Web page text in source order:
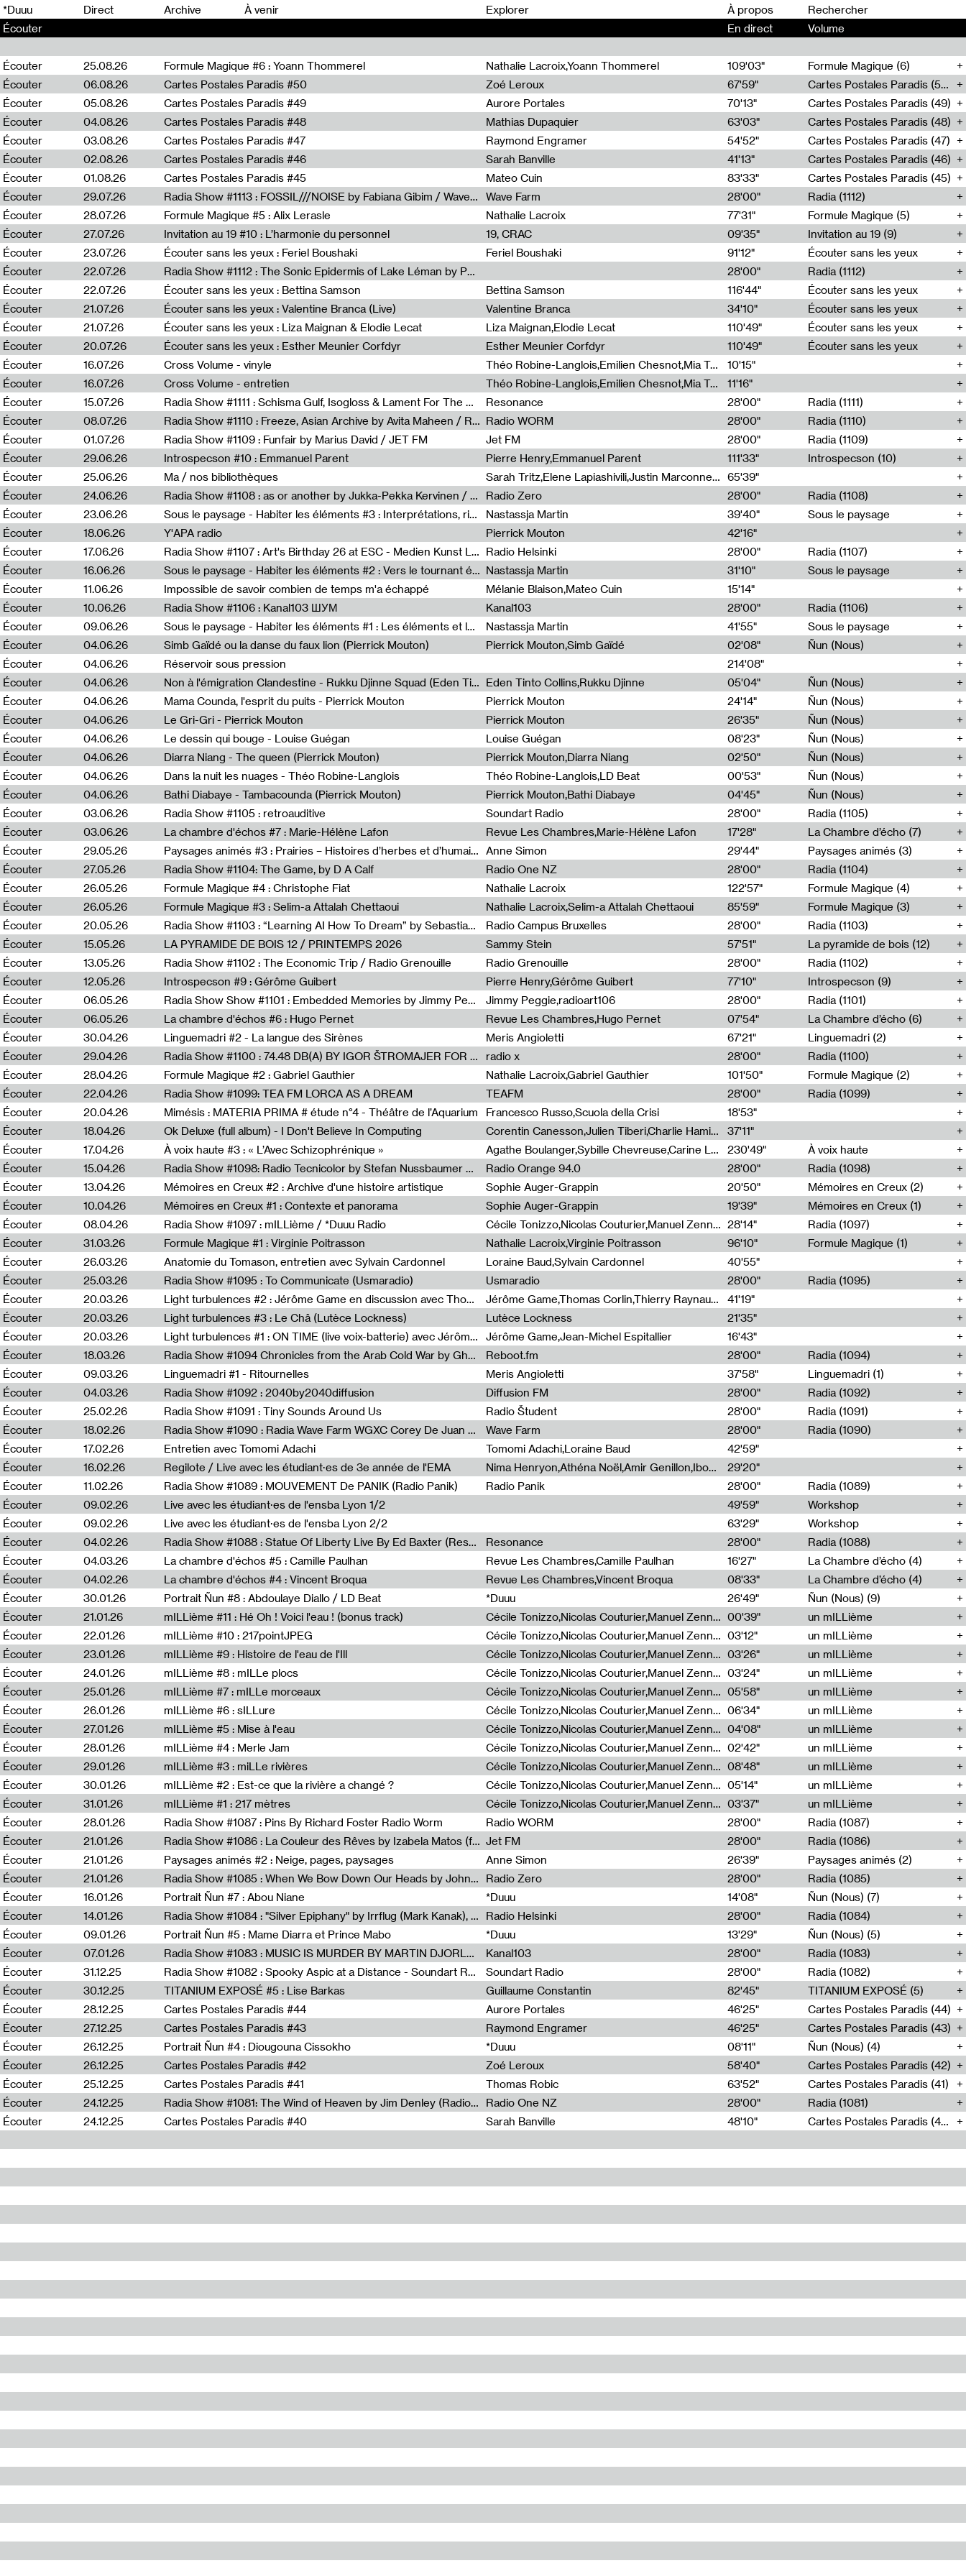
*Duuu Direct Archive À venir Explorer
À propos
Écouter
En direct Volume
Écouter 25.08.26 Formule Magique #6 : Yoann Thommerel Nathalie Lacroix,Yoann Thommerel 109'03"
Formule Magique (6)
Écouter
06.08.26 Cartes Postales Paradis #50 Zoé Leroux 67'59"
Cartes Postales Paradis (50)
Écouter
05.08.26 Cartes Postales Paradis #49 Aurore Portales 70'13"
Cartes Postales Paradis (49)
Écouter
04.08.26 Cartes Postales Paradis #48 Mathias Dupaquier 63'03"
Cartes Postales Paradis (48)
Écouter
03.08.26 Cartes Postales Paradis #47 Raymond Engramer 54'52"
Cartes Postales Paradis (47)
Écouter
02.08.26 Cartes Postales Paradis #46 Sarah Banville 41'13"
Cartes Postales Paradis (46)
Écouter
01.08.26 Cartes Postales Paradis #45 Mateo Cuin 83'33"
Cartes Postales Paradis (45)
Écouter
29.07.26 Radia Show #1113 : FOSSIL///NOISE by Fabiana Gibim / Wave Farm Wave Farm 28'00"
Radia (1112)
Écouter
28.07.26 Formule Magique #5 : Alix Lerasle Nathalie Lacroix 77'31"
Formule Magique (5)
Écouter
27.07.26 Invitation au 19 #10 : L’harmonie du personnel 19, CRAC 09'35"
Invitation au 19 (9)
Écouter
23.07.26 Écouter sans les yeux : Feriel Boushaki Feriel Boushaki 91'12"
Écouter sans les yeux
Écouter
22.07.26 Radia Show #1112 : The Sonic Epidermis of Lake Léman by Paul Courlet / Guest Slot 28'00"
Radia (1112)
Écouter
22.07.26 Écouter sans les yeux : Bettina Samson Bettina Samson 116'44"
Écouter sans les yeux
Écouter
21.07.26 Écouter sans les yeux : Valentine Branca (Live) Valentine Branca 34'10"
Écouter sans les yeux
Écouter
21.07.26 Écouter sans les yeux : Liza Maignan & Elodie Lecat Liza Maignan,Elodie Lecat 110'49"
Écouter sans les yeux
Écouter
20.07.26 Écouter sans les yeux : Esther Meunier Corfdyr Esther Meunier Corfdyr 110'49"
Écouter sans les yeux
Écouter
16.07.26 Cross Volume - vinyle Théo Robine-Langlois,Emilien Chesnot,Mia Trabalon
10'15"
Écouter
16.07.26 Cross Volume - entretien Théo Robine-Langlois,Emilien Chesnot,Mia Trabalon
11'16"
Écouter
15.07.26 Radia Show #1111 : Schisma Gulf, Isogloss & Lament For The Old Clock By Harvey Young / Resonance Resonance 28'00"
Radia (1111)
Écouter
08.07.26 Radia Show #1110 : Freeze, Asian Archive by Avita Maheen / Radio Worm Radio WORM 28'00"
Radia (1110)
Écouter
01.07.26 Radia Show #1109 : Funfair by Marius David / JET FM Jet FM 28'00"
Radia (1109)
Écouter
29.06.26 Introspecson #10 : Emmanuel Parent Pierre Henry,Emmanuel Parent 111'33"
Introspecson (10)
Écouter
25.06.26 Ma / nos bibliothèques Sarah Tritz,Elene Lapiashivili,Justin Marconnet,Mateo Cuche,Esther Lechevalier,Suzie Lecroart,Romance Castelet
65'39"
Écouter
24.06.26 Radia Show #1108 : as or another by Jukka-Pekka Kervinen / Rádio Zero Radio Zero 28'00"
Radia (1108)
Écouter
23.06.26 Sous le paysage - Habiter les éléments #3 : Interprétations, rituels et symboliques des éléments Nastassja Martin 39'40"
Sous le paysage
Écouter
18.06.26 Y'APA radio Pierrick Mouton
42'16"
Écouter
17.06.26 Radia Show #1107 : Art's Birthday 26 at ESC - Medien Kunst Labor Radio Helsinki 28'00"
Radia (1107)
Écouter
16.06.26 Sous le paysage - Habiter les éléments #2 : Vers le tournant élémentaire Nastassja Martin 31'10"
Sous le paysage
Écouter
11.06.26 Impossible de savoir combien de temps m'a échappé Mélanie Blaison,Mateo Cuin
15'14"
Écouter
10.06.26 Radia Show #1106 : Kanal103 ШУМ Kanal103 28'00"
Radia (1106)
Écouter
09.06.26 Sous le paysage - Habiter les éléments #1 : Les éléments et les débordements du vivant Nastassja Martin 41'55"
Sous le paysage
Écouter
04.06.26 Simb Gaïdé ou la danse du faux lion (Pierrick Mouton) Pierrick Mouton,Simb Gaïdé 02'08"
Ñun (Nous)
Écouter
04.06.26 Réservoir sous pression
214'08"
Écouter
04.06.26 Non à l'émigration Clandestine - Rukku Djinne Squad (Eden Tinto Collins) Eden Tinto Collins,Rukku Djinne 05'04"
Ñun (Nous)
Écouter
04.06.26 Mama Counda, l'esprit du puits - Pierrick Mouton Pierrick Mouton 24'14"
Ñun (Nous)
Écouter
04.06.26 Le Gri-Gri - Pierrick Mouton Pierrick Mouton 26'35"
Ñun (Nous)
Écouter
04.06.26 Le dessin qui bouge - Louise Guégan Louise Guégan 08'23"
Ñun (Nous)
Écouter
04.06.26 Diarra Niang - The queen (Pierrick Mouton) Pierrick Mouton,Diarra Niang 02'50"
Ñun (Nous)
Écouter
04.06.26 Dans la nuit les nuages - Théo Robine-Langlois Théo Robine-Langlois,LD Beat 00'53"
Ñun (Nous)
Écouter
04.06.26 Bathi Diabaye - Tambacounda (Pierrick Mouton) Pierrick Mouton,Bathi Diabaye 04'45"
Ñun (Nous)
Écouter
03.06.26 Radia Show #1105 : retroauditive Soundart Radio 28'00"
Radia (1105)
Écouter
03.06.26 La chambre d'échos #7 : Marie-Hélène Lafon Revue Les Chambres,Marie-Hélène Lafon 17'28"
La Chambre d’écho (7)
Écouter
29.05.26 Paysages animés #3 : Prairies – Histoires d’herbes et d’humains Anne Simon 29'44"
Paysages animés (3)
Écouter
27.05.26 Radia Show #1104: The Game, by D A Calf Radio One NZ 28'00"
Radia (1104)
Écouter
26.05.26 Formule Magique #4 : Christophe Fiat Nathalie Lacroix 122'57"
Formule Magique (4)
Écouter
26.05.26 Formule Magique #3 : Selim-a Attalah Chettaoui Nathalie Lacroix,Selim-a Attalah Chettaoui 85'59"
Formule Magique (3)
Écouter
20.05.26 Radia Show #1103 : “Learning AI How To Dream” by Sebastian Dingens (Radio Campus Bruxelles) Radio Campus Bruxelles 28'00"
Radia (1103)
Écouter
15.05.26 LA PYRAMIDE DE BOIS 12 / PRINTEMPS 2026 Sammy Stein 57'51"
La pyramide de bois (12)
Écouter
13.05.26 Radia Show #1102 : The Economic Trip / Radio Grenouille Radio Grenouille 28'00"
Radia (1102)
Écouter
12.05.26 Introspecson #9 : Gérôme Guibert Pierre Henry,Gérôme Guibert 77'10"
Introspecson (9)
Écouter
06.05.26 Radia Show Show #1101 : Embedded Memories by Jimmy Peggie / radioart106 Jimmy Peggie,radioart106 28'00"
Radia (1101)
Écouter
06.05.26 La chambre d'échos #6 : Hugo Pernet Revue Les Chambres,Hugo Pernet 07'54"
La Chambre d’écho (6)
Écouter
30.04.26 Linguemadri #2 - La langue des Sirènes Meris Angioletti 67'21"
Linguemadri (2)
Écouter
29.04.26 Radia Show #1100 : 74.48 DB(A) BY IGOR ŠTROMAJER FOR RADIO X radio x 28'00"
Radia (1100)
Écouter
28.04.26 Formule Magique #2 : Gabriel Gauthier Nathalie Lacroix,Gabriel Gauthier 101'50"
Formule Magique (2)
Écouter
22.04.26 Radia Show #1099: TEA FM LORCA AS A DREAM TEAFM 28'00"
Radia (1099)
Écouter
20.04.26 Mimésis : MATERIA PRIMA # étude n°4 - Théâtre de l’Aquarium Francesco Russo,Scuola della Crisi
18'53"
Écouter
18.04.26 Ok Deluxe (full album) - I Don't Believe In Computing Corentin Canesson,Julien Tiberi,Charlie Hamish Jeffery
37'11"
Écouter
17.04.26 À voix haute #3 : « L’Avec Schizophrénique » Agathe Boulanger,Sybille Chevreuse,Carine Lendrin,Léna Monnier,Graziela Susin,Camille Zuber 230'49"
À voix haute
Écouter
15.04.26 Radia Show #1098: Radio Tecnicolor by Stefan Nussbaumer & Georg Zichy (Radio Orange 94.0) Radio Orange 94.0 28'00"
Radia (1098)
Écouter
13.04.26 Mémoires en Creux #2 : Archive d'une histoire artistique Sophie Auger-Grappin 20'50"
Mémoires en Creux (2)
Écouter
10.04.26 Mémoires en Creux #1 : Contexte et panorama Sophie Auger-Grappin 19'39"
Mémoires en Creux (1)
Écouter
08.04.26 Radia Show #1097 : mILLième / *Duuu Radio Cécile Tonizzo,Nicolas Couturier,Manuel Zenner,Aquila Lescene,Curtis Coco,Cyril Magnier 28'14"
Radia (1097)
Écouter
31.03.26 Formule Magique #1 : Virginie Poitrasson Nathalie Lacroix,Virginie Poitrasson 96'10"
Formule Magique (1)
Écouter
26.03.26 Anatomie du Tomason, entretien avec Sylvain Cardonnel Loraine Baud,Sylvain Cardonnel
40'55"
Écouter
25.03.26 Radia Show #1095 : To Communicate (Usmaradio) Usmaradio 28'00"
Radia (1095)
Écouter
20.03.26 Light turbulences #2 : Jérôme Game en discussion avec Thomas Corlin Jérôme Game,Thomas Corlin,Thierry Raynaud,Hubert Colas
41'19"
Écouter
20.03.26 Light turbulences #3 : Le Châ (Lutèce Lockness) Lutèce Lockness
21'35"
Écouter
20.03.26 Light turbulences #1 : ON TIME (live voix-batterie) avec Jérôme Game & Jean-Michel Espitallier Jérôme Game,Jean-Michel Espitallier
16'43"
Écouter
18.03.26 Radia Show #1094 Chronicles from the Arab Cold War by Ghazi Barakat Reboot.fm 28'00"
Radia (1094)
Écouter
09.03.26 Linguemadri #1 - Ritournelles Meris Angioletti 37'58"
Linguemadri (1)
Écouter
04.03.26 Radia Show #1092 : 2040by2040diffusion Diffusion FM 28'00"
Radia (1092)
Écouter
25.02.26 Radia Show #1091 : Tiny Sounds Around Us Radio Študent 28'00"
Radia (1091)
Écouter
18.02.26 Radia Show #1090 : Radia Wave Farm WGXC Corey De Juan Sherrard Jr Startalk Wave Farm 28'00"
Radia (1090)
Écouter
17.02.26 Entretien avec Tomomi Adachi Tomomi Adachi,Loraine Baud
42'59"
Écouter
16.02.26 Regilote / Live avec les étudiant·es de 3e année de l'EMA Nima Henryon,Athéna Noël,Amir Genillon,Ibourayane Ahmadi,Manelle Cherrih,Honorine Gibello,John Weeber,Manon Joseph
29'20"
Écouter
11.02.26 Radia Show #1089 : MOUVEMENT De PANIK (Radio Panik) Radio Panik 28'00"
Radia (1089)
Écouter
09.02.26 Live avec les étudiant·es de l'ensba Lyon 1/2 49'59"
Workshop
Écouter
09.02.26 Live avec les étudiant·es de l'ensba Lyon 2/2 63'29"
Workshop
Écouter
04.02.26 Radia Show #1088 : Statue Of Liberty Live By Ed Baxter (Resonance) Resonance 28'00"
Radia (1088)
Écouter
04.03.26 La chambre d'échos #5 : Camille Paulhan Revue Les Chambres,Camille Paulhan 16'27"
La Chambre d’écho (4)
Écouter
04.02.26 La chambre d'échos #4 : Vincent Broqua Revue Les Chambres,Vincent Broqua 08'33"
La Chambre d’écho (4)
Écouter
30.01.26 Portrait Ñun #8 : Abdoulaye Diallo / LD Beat *Duuu 26'49"
Ñun (Nous) (9)
Écouter
21.01.26 mILLième #11 : Hé Oh ! Voici l'eau ! (bonus track) Cécile Tonizzo,Nicolas Couturier,Manuel Zenner,Aquila Lescene,Curtis Coco,Cyril Magnier 00'39"
un mILLième
Écouter
22.01.26 mILLième #10 : 217pointJPEG Cécile Tonizzo,Nicolas Couturier,Manuel Zenner,Aquila Lescene,Curtis Coco,Cyril Magnier 03'12"
un mILLième
Écouter
23.01.26 mILLième #9 : Histoire de l'eau de l'Ill Cécile Tonizzo,Nicolas Couturier,Manuel Zenner,Aquila Lescene,Curtis Coco,Cyril Magnier 03'26"
un mILLième
Écouter
24.01.26 mILLième #8 : mILLe plocs Cécile Tonizzo,Nicolas Couturier,Manuel Zenner,Aquila Lescene,Curtis Coco,Cyril Magnier 03'24"
un mILLième
Écouter
25.01.26 mILLième #7 : mILLe morceaux Cécile Tonizzo,Nicolas Couturier,Manuel Zenner,Aquila Lescene,Curtis Coco,Cyril Magnier 05'58"
un mILLième
Écouter
26.01.26 mILLième #6 : sILLure Cécile Tonizzo,Nicolas Couturier,Manuel Zenner,Aquila Lescene,Curtis Coco,Cyril Magnier 06'34"
un mILLième
Écouter
27.01.26 mILLième #5 : Mise à l'eau Cécile Tonizzo,Nicolas Couturier,Manuel Zenner,Aquila Lescene,Curtis Coco,Cyril Magnier 04'08"
un mILLième
Écouter
28.01.26 mILLième #4 : Merle Jam Cécile Tonizzo,Nicolas Couturier,Manuel Zenner,Aquila Lescene,Curtis Coco,Cyril Magnier 02'42"
un mILLième
Écouter
29.01.26 mILLième #3 : miLLe rivières Cécile Tonizzo,Nicolas Couturier,Manuel Zenner,Aquila Lescene,Curtis Coco,Cyril Magnier 08'48"
un mILLième
Écouter
30.01.26 mILLième #2 : Est-ce que la rivière a changé ? Cécile Tonizzo,Nicolas Couturier,Manuel Zenner,Aquila Lescene,Curtis Coco,Cyril Magnier 05'14"
un mILLième
Écouter
31.01.26 mILLième #1 : 217 mètres Cécile Tonizzo,Nicolas Couturier,Manuel Zenner,Aquila Lescene,Curtis Coco,Cyril Magnier 03'37"
un mILLième
Écouter
28.01.26 Radia Show #1087 : Pins By Richard Foster Radio Worm Radio WORM 28'00"
Radia (1087)
Écouter
21.01.26 Radia Show #1086 : La Couleur des Rêves by Izabela Matos (for Jet FM) Jet FM 28'00"
Radia (1086)
Écouter
21.01.26 Paysages animés #2 : Neige, pages, paysages Anne Simon 26'39"
Paysages animés (2)
Écouter
21.01.26 Radia Show #1085 : When We Bow Down Our Heads by John Roach (Radia edit, Rádio Zero) Radio Zero 28'00"
Radia (1085)
Écouter
16.01.26 Portrait Ñun #7 : Abou Niane *Duuu 14'08"
Ñun (Nous) (7)
Écouter
14.01.26 Radia Show #1084 : "Silver Epiphany" by Irrflug (Mark Kanak), featuring Jarboe and Blixa Bargeld (for Radio Helsinki) Radio Helsinki 28'00"
Radia (1084)
Écouter
09.01.26 Portrait Ñun #5 : Mame Diarra et Prince Mabo *Duuu 13'29"
Ñun (Nous) (5)
Écouter
07.01.26 Radia Show #1083 : MUSIC IS MURDER BY MARTIN DJORLEV (KANAL103) Kanal103 28'00"
Radia (1083)
Écouter
31.12.25 Radia Show #1082 : Spooky Aspic at a Distance - Soundart Radio Soundart Radio 28'00"
Radia (1082)
Écouter
30.12.25 TITANIUM EXPOSÉ #5 : Lise Barkas Guillaume Constantin 82'45"
TITANIUM EXPOSÉ (5)
Écouter
28.12.25 Cartes Postales Paradis #44 Aurore Portales 46'25"
Cartes Postales Paradis (44)
Écouter
27.12.25 Cartes Postales Paradis #43 Raymond Engramer 46'25"
Cartes Postales Paradis (43)
Écouter
26.12.25 Portrait Ñun #4 : Diougouna Cissokho *Duuu 08'11"
Ñun (Nous) (4)
Écouter
26.12.25 Cartes Postales Paradis #42 Zoé Leroux 58'40"
Cartes Postales Paradis (42)
Écouter
25.12.25 Cartes Postales Paradis #41 Thomas Robic 63'52"
Cartes Postales Paradis (41)
Écouter
24.12.25 Radia Show #1081: The Wind of Heaven by Jim Denley (Radio One 91 FM) Radio One NZ 28'00"
Radia (1081)
Écouter
24.12.25 Cartes Postales Paradis #40 Sarah Banville 48'10" Cartes Postales Paradis (40)
00 00
00 00